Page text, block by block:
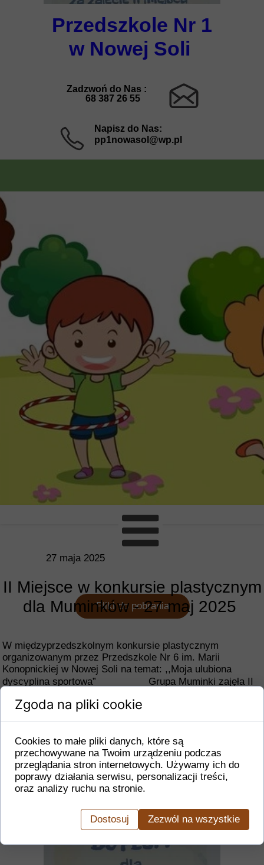
27 maja 2025
II Miejsce w konkursie plastycznym
dla Muminków - 27 maj 2025
W międzyprzedszkolnym konkursie plastycznym
organizowanym przez Przedszkole Nr 6 im. Marii
Konopnickiej w Nowej Soli na temat: ,,Moja ulubiona
dyscyplina sportowa”
Grupa Muminki zajęła II
Serdecznie gratulujemy
Pliki do pobrania
Napisz do Nas:
pp1nowasol@wp.pl
Zadzwoń do Nas :
68 387 26 55
Przedszkole Nr 1
w Nowej Soli
Zgoda na pliki cookie
Cookies to małe pliki danych, które są
przechowywane na Twoim urządzeniu podczas
przeglądania stron internetowych. Używamy ich do
poprawy działania serwisu, personalizacji treści,
oraz analizy ruchu na stronie.
Dostosuj Zezwól na wszystkie